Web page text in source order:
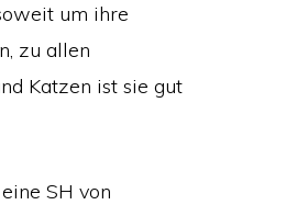
um ihre
zu allen
Katzen ist sie gut
SH von